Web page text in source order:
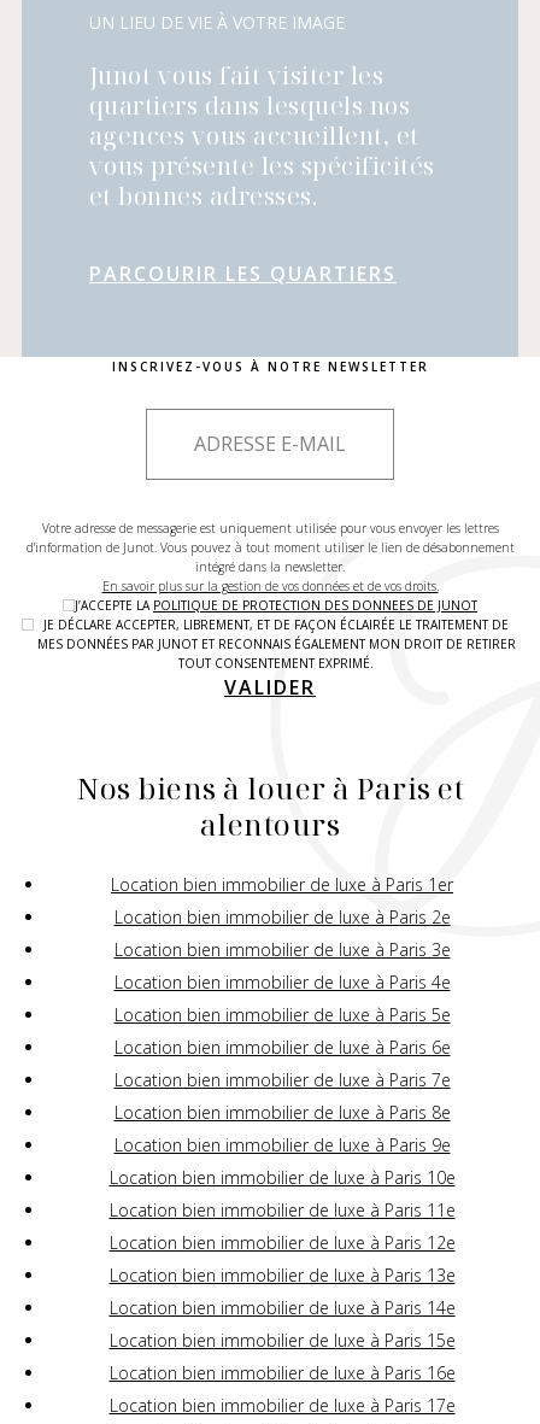
UN LIEU DE VIE À VOTRE IMAGE
Junot vous fait visiter les
quartiers dans lesquels nos
agences vous accueillent, et
vous présente les spécificités
et bonnes adresses.
PARCOURIR LES QUARTIERS
INSCRIVEZ-VOUS À NOTRE NEWSLETTER
Votre adresse de messagerie est uniquement utilisée pour vous envoyer les lettres
d'information de Junot. Vous pouvez à tout moment utiliser le lien de désabonnement
intégré dans la newsletter.
En savoir plus sur la gestion de vos données et de vos droits.
J’ACCEPTE LA POLITIQUE DE PROTECTION DES DONNEES DE JUNOT
JE DÉCLARE ACCEPTER, LIBREMENT, ET DE FAÇON ÉCLAIRÉE LE TRAITEMENT DE
MES DONNÉES PAR JUNOT ET RECONNAIS ÉGALEMENT MON DROIT DE RETIRER
TOUT CONSENTEMENT EXPRIMÉ.
VALIDER
Nos biens à louer à Paris et
alentours
Location bien immobilier de luxe à Paris 1er
Location bien immobilier de luxe à Paris 2e
Location bien immobilier de luxe à Paris 3e
Location bien immobilier de luxe à Paris 4e
Location bien immobilier de luxe à Paris 5e
Location bien immobilier de luxe à Paris 6e
Location bien immobilier de luxe à Paris 7e
Location bien immobilier de luxe à Paris 8e
Location bien immobilier de luxe à Paris 9e
Location bien immobilier de luxe à Paris 10e
Location bien immobilier de luxe à Paris 11e
Location bien immobilier de luxe à Paris 12e
Location bien immobilier de luxe à Paris 13e
Location bien immobilier de luxe à Paris 14e
Location bien immobilier de luxe à Paris 15e
Location bien immobilier de luxe à Paris 16e
Location bien immobilier de luxe à Paris 17e